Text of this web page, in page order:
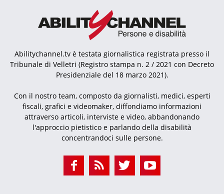
Abilitychannel.tv è testata giornalistica registrata presso il
Tribunale di Velletri (Registro stampa n. 2 / 2021 con Decreto
Presidenziale del 18 marzo 2021).
Con il nostro team, composto da giornalisti, medici, esperti
fiscali, grafici e videomaker, diffondiamo informazioni
attraverso articoli, interviste e video, abbandonando
l'approccio pietistico e parlando della disabilità
concentrandoci sulle persone.